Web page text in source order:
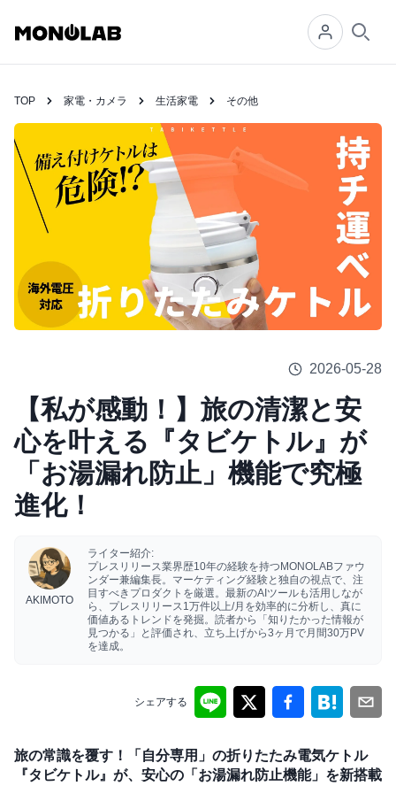
TOP 家電・カメラ 生活家電 その他
2026-05-28
【私が感動！】旅の清潔と安
心を叶える『タビケトル』が
「お湯漏れ防止」機能で究極
進化！
AKIMOTO
ライター紹介:
プレスリリース業界歴10年の経験を持つMONOLABファウ
ンダー兼編集長。マーケティング経験と独自の視点で、注
目すべきプロダクトを厳選。最新のAIツールも活用しなが
ら、プレスリリース1万件以上/月を効率的に分析し、真に
価値あるトレンドを発掘。読者から「知りたかった情報が
見つかる」と評価され、立ち上げから3ヶ月で月間30万PV
を達成。
シェアする
旅の常識を覆す！「自分専用」の折りたたみ電気ケトル
『タビケトル』が、安心の「お湯漏れ防止機能」を新搭載